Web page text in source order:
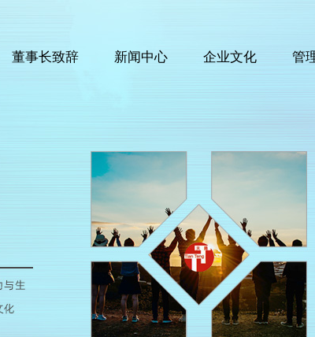
董事长致辞 新闻中心 企业文化 管